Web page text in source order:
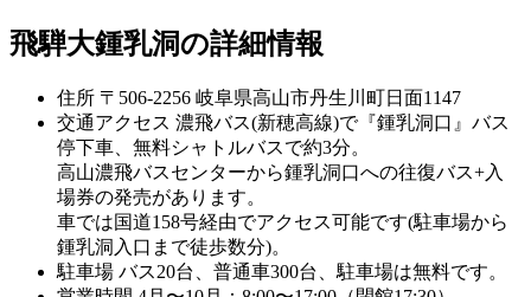
飛騨大鍾乳洞の詳細情報
住所 〒506-2256 岐阜県高山市丹生川町日面1147
交通アクセス 濃飛バス(新穂高線)で『鍾乳洞口』バス
停下車、無料シャトルバスで約3分。
高山濃飛バスセンターから鍾乳洞口への往復バス+入
場券の発売があります。
車では国道158号経由でアクセス可能です(駐車場から
鍾乳洞入口まで徒歩数分)。
駐車場 バス20台、普通車300台、駐車場は無料です。